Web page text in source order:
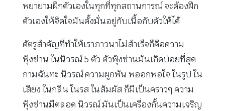
พยายามฝึกตัวเองในทุกที่ทุกสถานการณ์ จะต้องฝึก
ตัวเองให้จิตใจมันตั้งมั่นอยู่กับเนื้อกับตัวให้ได้
ศัตรูสำคัญที่ทำให้เราภาวนาไม่สำเร็จก็คือความ
ฟุ้งซ่าน ในนิวรณ์ 5 ตัว ตัวฟุ้งซ่านมันเกิดบ่อยที่สุด
กามฉันทะ นิวรณ์ ความผูกพัน พออกพอใจ ในรูป ใน
เสียง ในกลิ่น ในรส ในสัมผัส ก็มีเป็นคราวๆ ความ
ฟุ้งซ่านมีตลอด นิวรณ์ มันเป็นเครื่องกั้นความเจริญ